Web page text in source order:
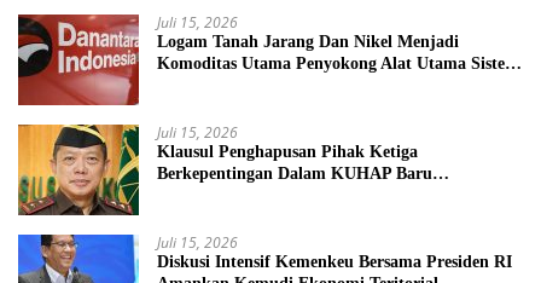
Juli 15, 2026
Logam Tanah Jarang Dan Nikel Menjadi
Komoditas Utama Penyokong Alat Utama Sistem
Juli 15, 2026
Klausul Penghapusan Pihak Ketiga
Berkepentingan Dalam KUHAP Baru
Juli 15, 2026
Diskusi Intensif Kemenkeu Bersama Presiden RI